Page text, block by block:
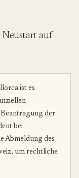
auf
ist es
der
bei
Abmeldung des
um rechtliche